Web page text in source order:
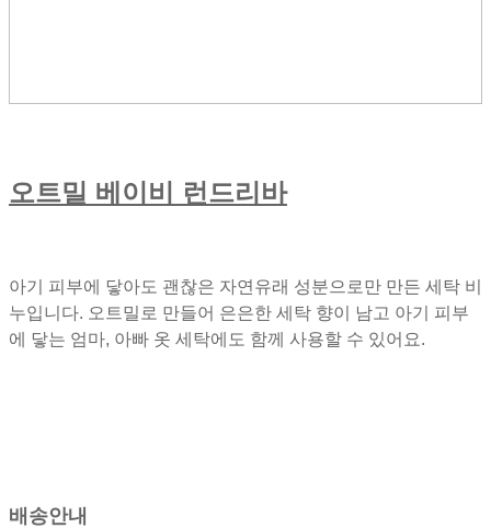
오트밀 베이비 런드리바
아기 피부에 닿아도 괜찮은 자연유래 성분으로만 만든 세탁 비
누입니다. 오트밀로 만들어 은은한 세탁 향이 남고 아기 피부
에 닿는 엄마, 아빠 옷 세탁에도 함께 사용할 수 있어요.
배송안내